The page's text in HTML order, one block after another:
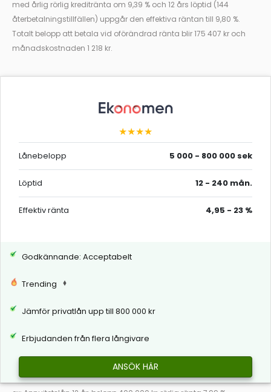
med årlig rörlig kreditränta om 9,39 % och 12 års löptid (144
återbetalningstillfällen) uppgår den effektiva räntan till 9,80 %.
Totalt belopp att betala vid oförändrad ränta blir 175 407 kr och
månadskostnaden 1 218 kr.
★★★★
Lånebelopp 5 000 - 800 000 sek
Löptid 12 - 240 mån.
Effektiv ränta 4,95 - 23 %
Godkännande: Acceptabelt
Trending
Jämför privatlån upp till 800 000 kr
Erbjudanden från flera långivare
ANSÖK HÄR